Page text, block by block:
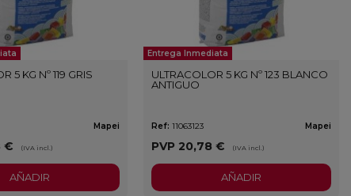
5 KG Nº 119 GRIS
Mapei
€ (IVA incl.)
AÑADIR
Entrega Inmediata
ULTRACOLOR 5 KG Nº 123 BLANCO
ANTIGUO
Ref: 11063123 Mapei
PVP 20,78 € (IVA incl.)
AÑADIR